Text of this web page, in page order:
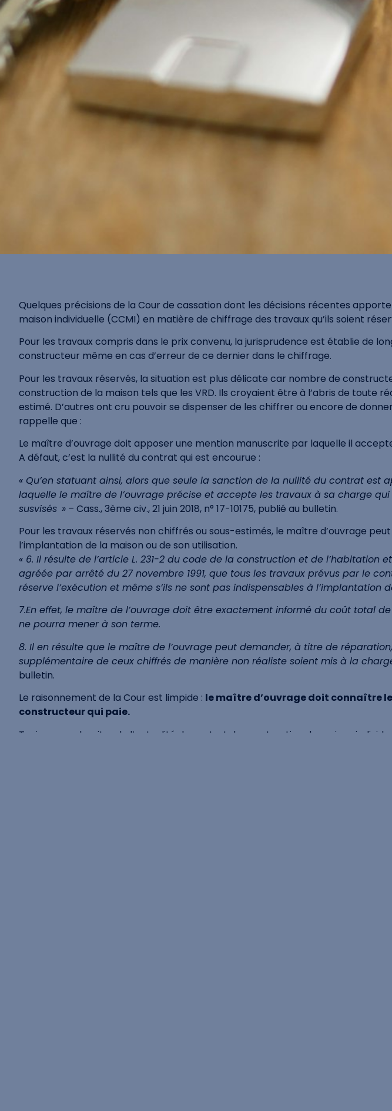
Quelques précisions de la Cour de cassation dont les décisions récentes
maison individuelle (CCMI) en matière de chiffrage des travaux qu’ils soient
Pour les travaux compris dans le prix convenu, la jurisprudence est établie de
constructeur même en cas d’erreur de ce dernier dans le chiffrage.
Pour les travaux réservés, la situation est plus délicate car nombre de
construction de la maison tels que les VRD. Ils croyaient être à l’abris de toute
estimé. D’autres ont cru pouvoir se dispenser de les chiffrer ou encore de
rappelle que :
Le maître d’ouvrage doit apposer une mention manuscrite par laquelle il
A défaut, c’est la nullité du contrat qui est encourue :
« Qu’en statuant ainsi, alors que seule la sanction de la nullité du contrat
laquelle le maître de l’ouvrage précise et accepte les travaux à sa charge
susvisés » – Cass., 3ème civ., 21 juin 2018, n° 17-10175, publié au bulletin.
Pour les travaux réservés non chiffrés ou sous-estimés, le maître d’ouvrage
l’implantation de la maison ou de son utilisation.
« 6. Il résulte de l’article L. 231-2 du code de la construction et de
agréée par arrêté du 27 novembre 1991, que tous les travaux prévus par le
réserve l’exécution et même s’ils ne sont pas indispensables à l’implantation
7.En effet, le maître de l’ouvrage doit être exactement informé du coût total
ne pourra mener à son terme.
8. Il en résulte que le maître de l’ouvrage peut demander, à titre de
supplémentaire de ceux chiffrés de manière non réaliste soient mis à la
bulletin.
Le raisonnement de la Cour est limpide : le maître d’ouvrage doit connaître
constructeur qui paie.
Toujours au chapitre de l’actualité du contrat de construction de maison